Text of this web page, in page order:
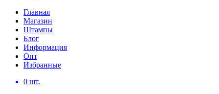
Главная
Магазин
Штампы
Блог
Информация
Опт
Избранные
0 шт.